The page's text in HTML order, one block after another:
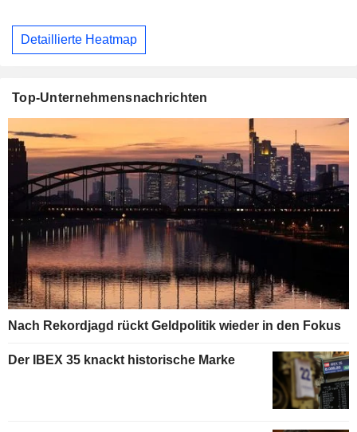
Detaillierte Heatmap
Top-Unternehmensnachrichten
Nach Rekordjagd rückt Geldpolitik wieder in den Fokus
Der IBEX 35 knackt historische Marke